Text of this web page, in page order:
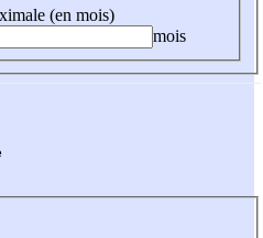
(en mois)
mois